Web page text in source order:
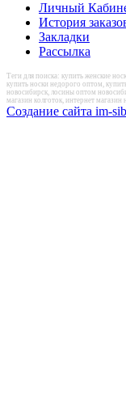
Личный
История
Закладки
Рассылка
Теги для поиска: купить женские
купить носки недорого оптом,
новосибирск, лосины оптом
магазин колготок, интернет
Создание сайта im-